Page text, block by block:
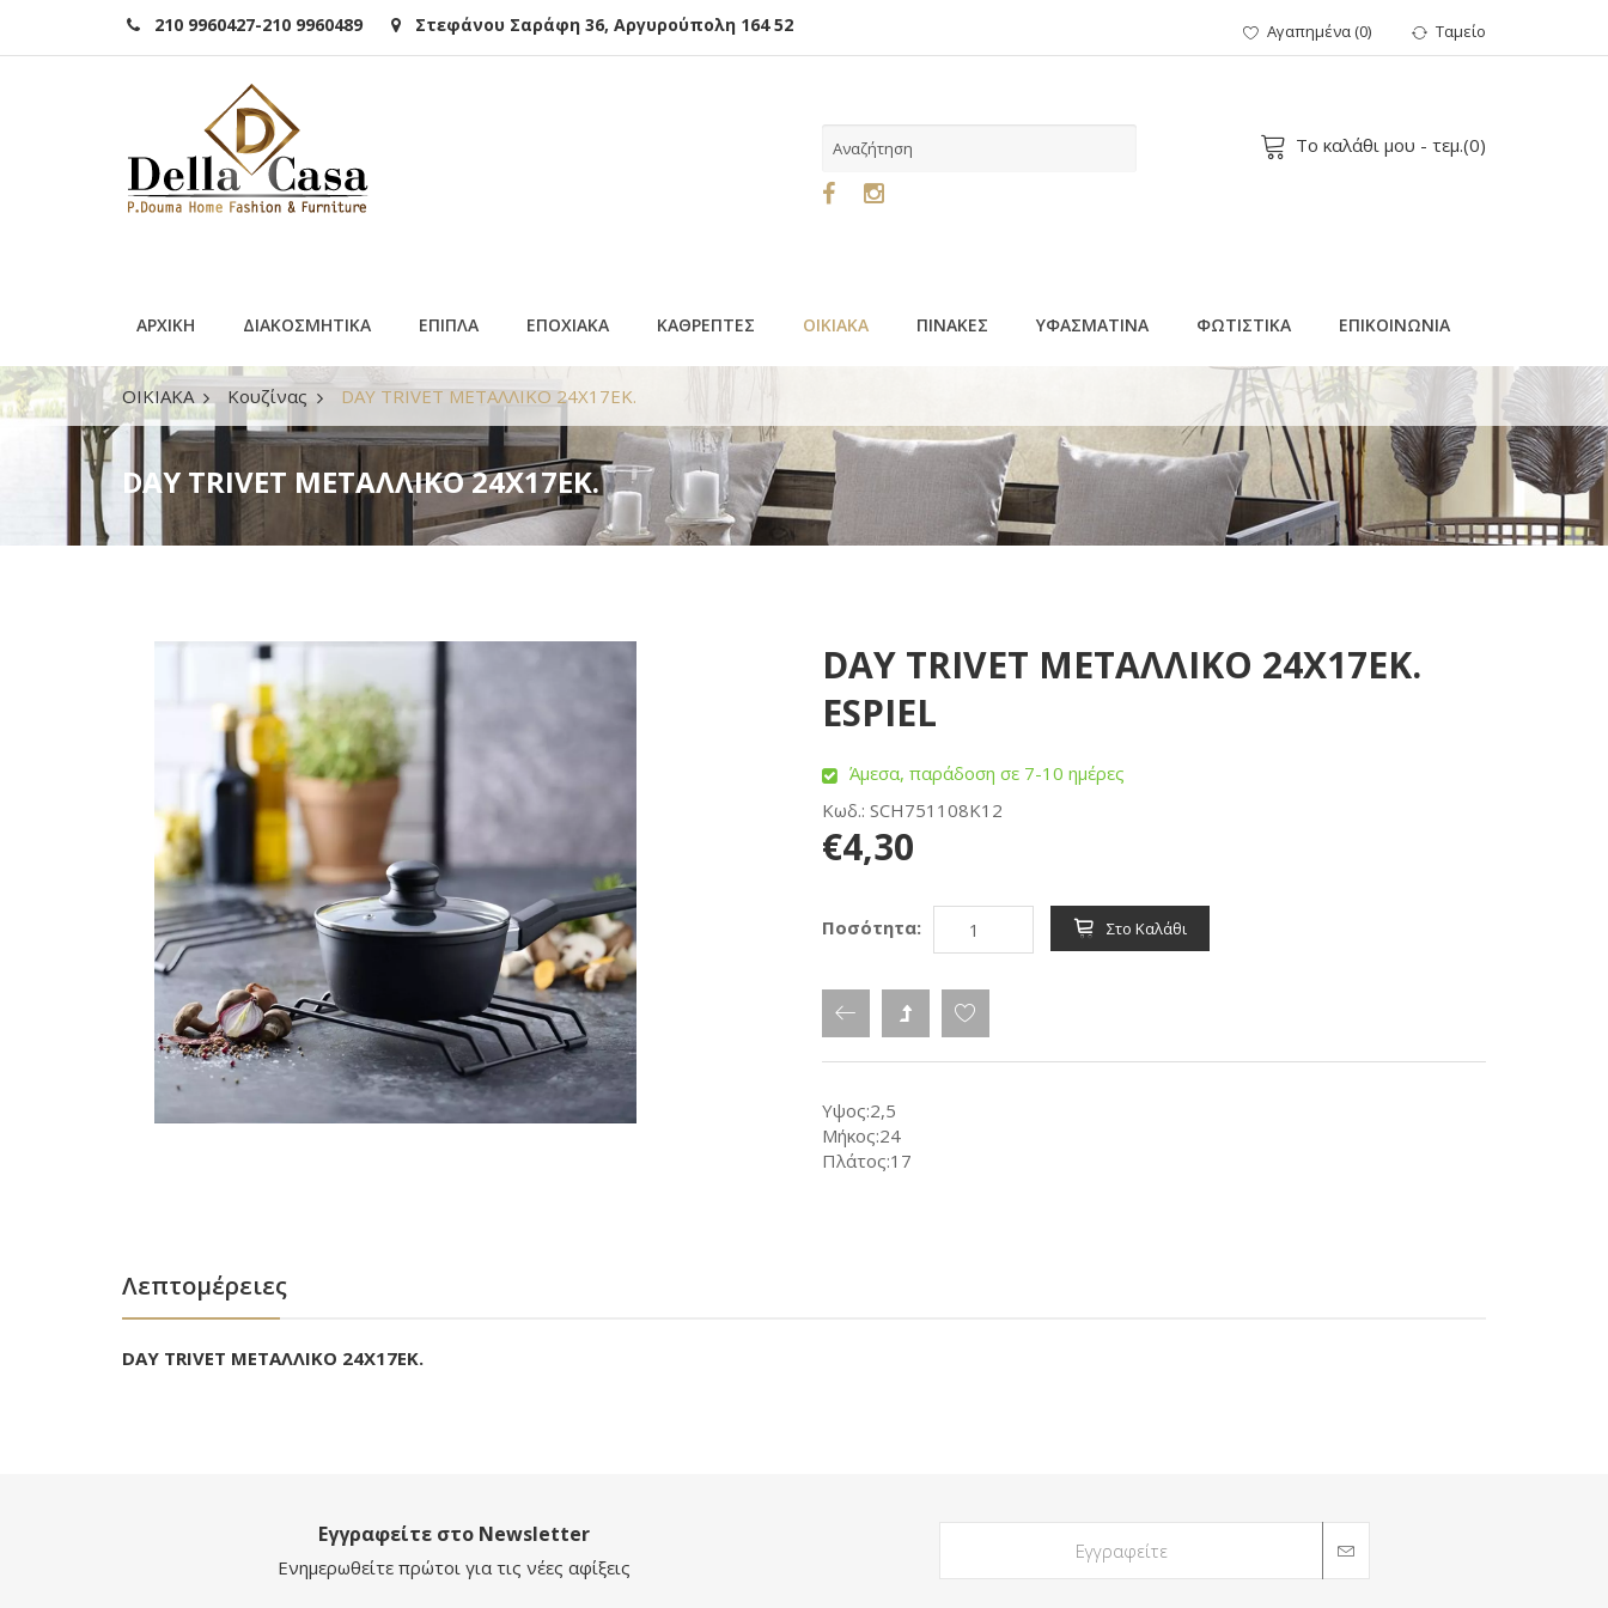
210 9960427-210 9960489 Στεφάνου Σαράφη 36, Αργυρούπολη 164 52 Αγαπημένα(0) Ταμείο
Το καλάθι μου - τεμ.(0)
ΑΡΧΙΚΗ ΔΙΑΚΟΣΜΗΤΙΚΑ ΕΠΙΠΛΑ ΕΠΟΧΙΑΚΑ ΚΑΘΡΕΠΤΕΣ ΟΙΚΙΑΚΑ ΠΙΝΑΚΕΣ ΥΦΑΣΜΑΤΙΝΑ ΦΩΤΙΣΤΙΚΑ ΕΠΙΚΟΙΝΩΝΙΑ
ΟΙΚΙΑΚΑ Κουζίνας DAY TRIVET ΜΕΤΑΛΛΙΚΟ 24Χ17ΕΚ.
DAY TRIVET ΜΕΤΑΛΛΙΚΟ 24Χ17ΕΚ.
DAY TRIVET ΜΕΤΑΛΛΙΚΟ 24Χ17ΕΚ.
ESPIEL
Άμεσα, παράδοση σε 7-10 ημέρες
Κωδ.: SCH751108K12
€4,30
Ποσότητα: Στο Καλάθι
Υψος:2,5
Μήκος:24
Πλάτος:17
Λεπτομέρειες
DAY TRIVET ΜΕΤΑΛΛΙΚΟ 24Χ17ΕΚ.
Εγγραφείτε στο Newsletter
Ενημερωθείτε πρώτοι για τις νέες αφίξεις